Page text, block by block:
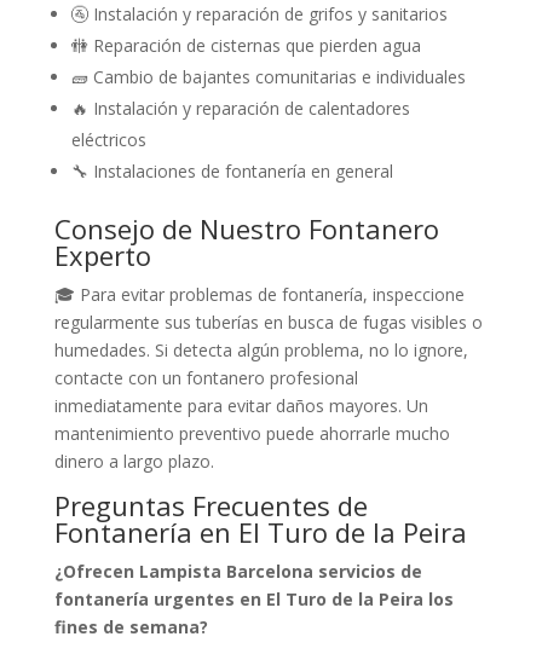
🚰 Instalación y reparación de grifos y sanitarios
🚻 Reparación de cisternas que pierden agua
🧱 Cambio de bajantes comunitarias e individuales
🔥 Instalación y reparación de calentadores
eléctricos
🔧 Instalaciones de fontanería en general
Consejo de Nuestro Fontanero
Experto
🎓 Para evitar problemas de fontanería, inspeccione
regularmente sus tuberías en busca de fugas visibles o
humedades. Si detecta algún problema, no lo ignore,
contacte con un fontanero profesional
inmediatamente para evitar daños mayores. Un
mantenimiento preventivo puede ahorrarle mucho
dinero a largo plazo.
Preguntas Frecuentes de
Fontanería en El Turo de la Peira
¿Ofrecen Lampista Barcelona servicios de
fontanería urgentes en El Turo de la Peira los
fines de semana?